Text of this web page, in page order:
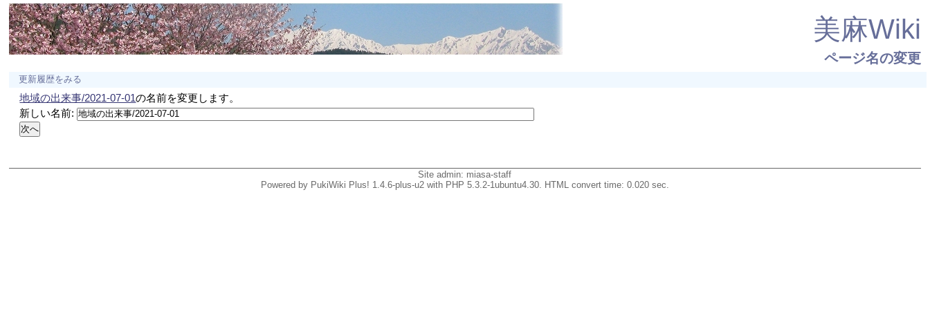
美麻Wiki
ページ名の変更
更新履歴をみる
地域の出来事/2021-07-01の名前を変更します。
新しい名前:
Site admin: miasa-staff
Powered by PukiWiki Plus! 1.4.6-plus-u2 with PHP 5.3.2-1ubuntu4.30. HTML convert time: 0.020 sec.